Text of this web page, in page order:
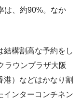
は、約90%。なか
結構割高な予約をし
ラウンプラザ大阪
港）などはかなり割
インターコンチネン